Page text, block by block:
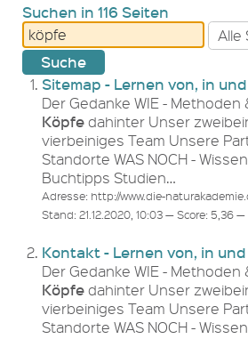
Suchen in 116 Seiten
Sitemap - Lernen von, in
Der Gedanke WIE - Methoden
Köpfedahinter Unser
vierbeiniges Team Unsere
Standorte WAS NOCH -
Buchtipps Studien…
Adresse: http://www.die-
Stand: 21.12.2020, 10:03 — Score: 5,36
Kontakt - Lernen von, in
Der Gedanke WIE - Methoden
Köpfedahinter Unser
vierbeiniges Team Unsere
Standorte WAS NOCH -